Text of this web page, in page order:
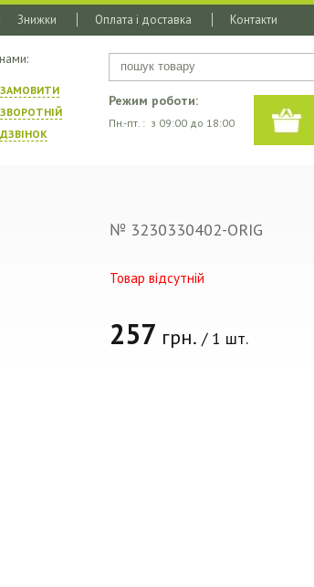
Знижки Оплата і доставка Контакти
Режим роботи:
Пн.-пт. : з 09:00 до 18:00
ЗАМОВИТИ
ЗВОРОТНIЙ
ДЗВIНОК
№ 3230330402-ORIG
Товар відсутній
257 грн. / 1 шт.